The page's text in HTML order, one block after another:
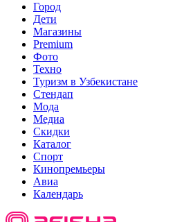
Город
Дети
Магазины
Premium
Фото
Техно
Туризм в Узбекистане
Стендап
Мода
Медиа
Скидки
Каталог
Спорт
Кинопремьеры
Авиа
Календарь